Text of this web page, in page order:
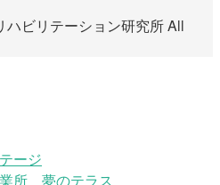
ビリテーション研究所 All
ージ
所 夢のテラス